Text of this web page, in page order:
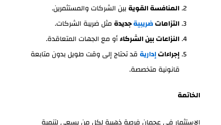
المنافسة القويةبين الشركات والمستثمرين.
التزاماتضريبيةجديدة مثل ضريبة الشركات.
النزاعات بين الشركاءأو مع الجهات المتعاقدة.
إجراءاتإدارية قد تحتاج إلى وقت طويل بدون متابعة
قانونية متخصصة.
الخاتمة